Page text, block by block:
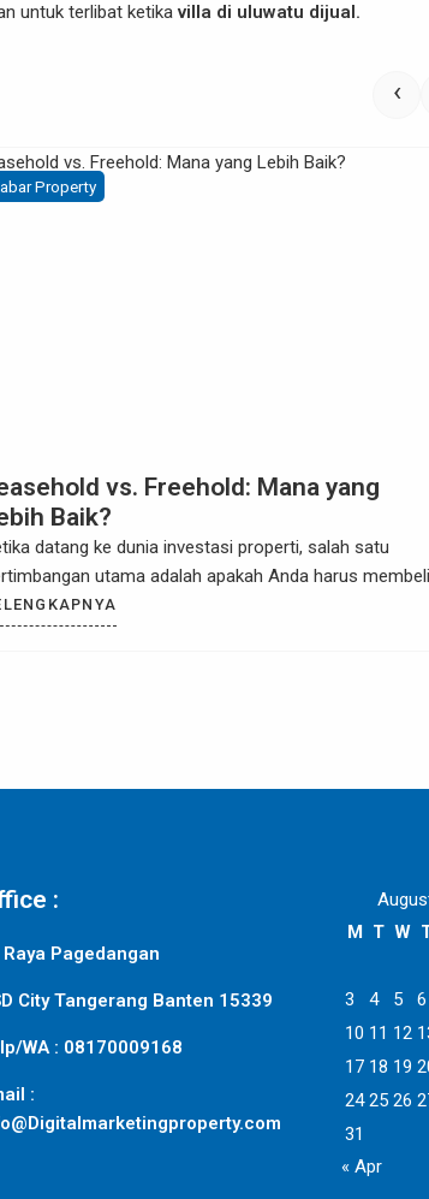
untuk terlibat ketika villa di uluwatu dijual.
Property
Properti dalam Situasi
Ekonomi Global
kita memasuki dunia investasi properti, tidak ada
pasti, terutama dalam situasi ketidakpastian
‹
:
Pagedangan
City Tangerang Banten 15339
WA : 08170009168
:
M T W
3
4 5 6
10 11 12
17 18 19
24 25 26
31
« Apr